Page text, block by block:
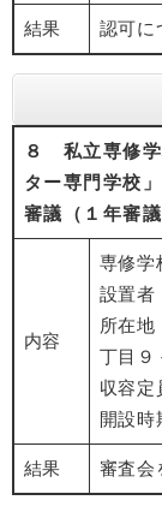
結果 認可に
８ 私立専修学
ター専門学校
審議（１年審議
内容
専修学
設置者
所在地
丁目９
収容定
開設時
結果 審査会